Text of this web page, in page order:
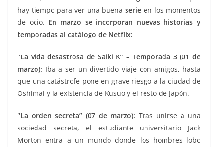
hay tiempo para ver una buena serie en los momentos
de ocio. En marzo se incorporan nuevas historias y
temporadas al catálogo de Netflix:
“La vida desastrosa de Saiki K” – Temporada 3 (01 de
marzo): Iba a ser un divertido viaje con amigos, hasta
que una catástrofe pone en grave riesgo a la ciudad de
Oshimai y la existencia de Kusuo y el resto de Japón.
“La orden secreta” (07 de marzo): Tras unirse a una
sociedad secreta, el estudiante universitario Jack
Morton entra a un mundo donde los hombres lobo